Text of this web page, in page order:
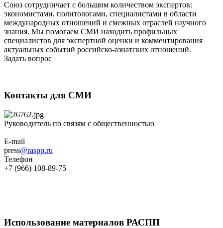
Союз сотрудничает с большим количеством экспертов:
экономистами, политологами, специалистами в области
международных отношений и смежных отраслей научного
знания. Мы помогаем СМИ находить профильных
специалистов для экспертной оценки и комментирования
актуальных событий российско-азиатских отношений.
Задать вопрос
Контакты для СМИ
Руководитель по связям с общественностью
E-mail
press@raspp.ru
Телефон
+7 (966) 108-89-75
Использование материалов РАСПП